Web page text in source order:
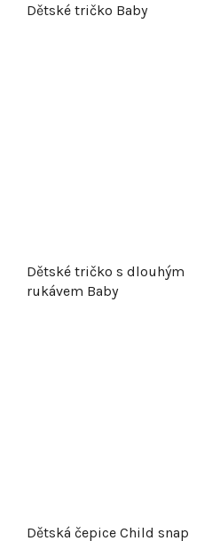
Dětské tričko Baby
Dětské tričko s dlouhým
rukávem Baby
Dětská čepice Child snap